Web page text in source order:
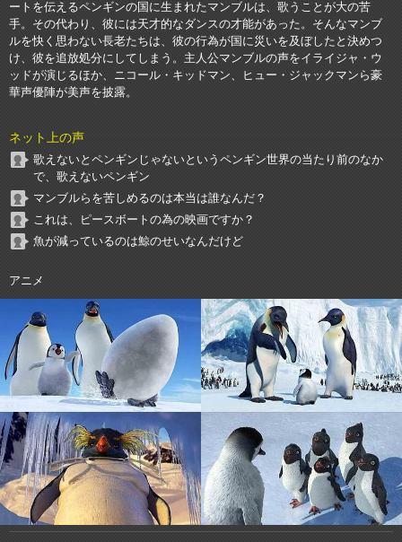
ートを伝えるペンギンの国に生まれたマンブルは、歌うことが大の苦
手。その代わり、彼には天才的なダンスの才能があった。そんなマンブ
ルを快く思わない長老たちは、彼の行為が国に災いを及ぼしたと決めつ
け、彼を追放処分にしてしまう。主人公マンブルの声をイライジャ・ウ
ッドが演じるほか、ニコール・キッドマン、ヒュー・ジャックマンら豪
華声優陣が美声を披露。
ネット上の声
歌えないとペンギンじゃないというペンギン世界の当たり前のなか
で、歌えないペンギン
マンブルらを苦しめるのは本当は誰なんだ？
これは、ピースボートの為の映画ですか？
魚が減っているのは鯨のせいなんだけど
アニメ